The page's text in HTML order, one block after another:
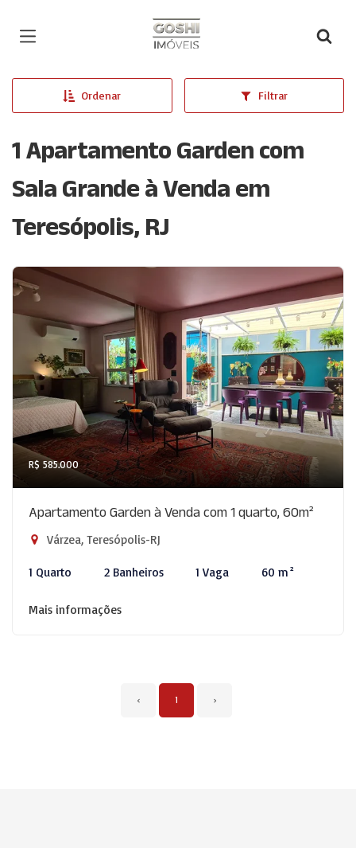
Página inicial
Ordenar Filtrar
1 Apartamento Garden com
Sala Grande à Venda em
Teresópolis, RJ
R$ 585.000
Apartamento Garden à Venda com 1 quarto, 60m²
Várzea, Teresópolis-RJ
1 Quarto 2 Banheiros 1 Vaga 60 m²
Mais informações
‹ 1 ›